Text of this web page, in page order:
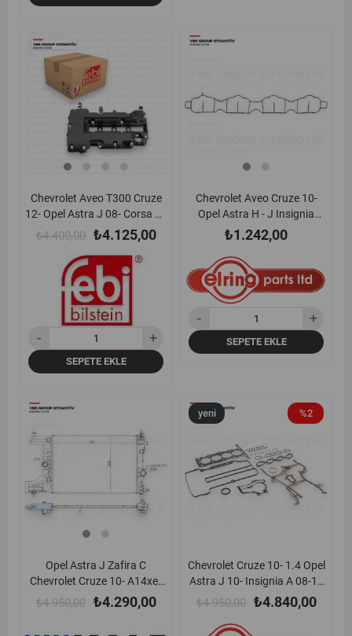
Chevrolet Aveo T300 Cruze
12- Opel Astra J 08- Corsa D -
E Insignia A Meriva B Mokka
13-19 Zafira C 11- A14net -
A14xer - A14xel - B14xer -
B14nel 1.2 - 1.4 Külbütör
(Subap) Kapağı Febi - 49615
/25203036
₺4.125,00
₺4.400,00
yeni
ürün
SEPETE EKLE
Chevrolet Aveo Cruze 10-
Opel Astra H - J Insignia
Mokka Zafira 1.6 16v A16xer
- B16xer - Z16xer Emme
Manifold Contası (Lastik)
Elring - 504260 / 55559374
₺1.242,00
yeni
SEPETE EKLE
Opel Astra J Zafira C
Chevrolet Cruze 10- A14xer
A16xer A18xer B14xer
B16xer Benzinli Motor Su
₺4.290,00
₺4.950,00
yeni
ürün
Chevrolet Cruze 10- 1.4 Opel
Astra J 10- Insignia A 08-17
Meriva B 10-17 Mokka 12-19
Zafira C 10-18 1.4 140 Bg
Turbo A14net B14net A14nel
₺4.840,00
₺4.950,00
%2
yeni